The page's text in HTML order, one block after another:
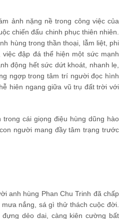
ảnh nặng nề trong công việc của
chiến đấu chinh phục thiên nhiên.
hùng trong thần thoại, lẫm liệt, phi
đập đá thể hiện một sức mạnh
động hết sức dứt khoát, nhanh lẹ,
ngợp trong tâm trí người đọc hình
hiên ngang giữa vũ trụ đất trời với
cái giọng điệu hùng dũng hào
người mang đầy tâm trạng trước
anh hùng Phan Chu Trinh đã chấp
nắng, sá gì thử thách cuộc đời.
dẻo dai, càng kiên cường bất